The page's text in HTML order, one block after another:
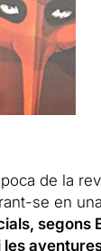
de la
se en
segons
les